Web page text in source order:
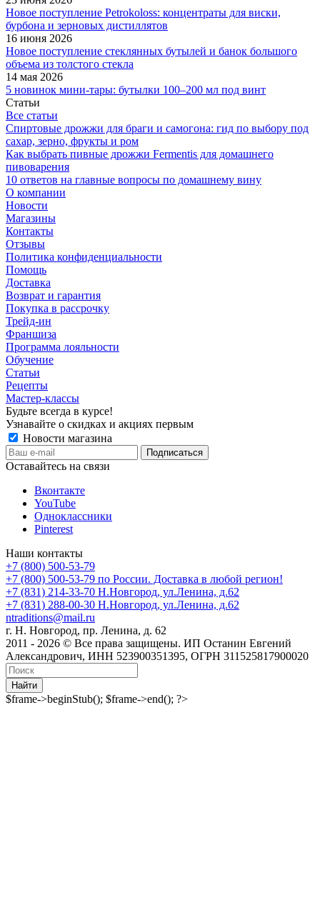
Новое поступление Petrokoloss: концентраты для виски,
бурбона и зерновых дистиллятов
16 июня 2026
Новое поступление стеклянных бутылей и банок большого
объема из толстого стекла
14 мая 2026
5 новинок мини-тары: бутылки 100–200 мл под винт
Статьи
Все статьи
Спиртовые дрожжи для браги и самогона: гид по выбору под
сахар, зерно, фрукты и ром
Как выбрать пивные дрожжи Fermentis для домашнего
пивоварения
10 ответов на главные вопросы по домашнему вину
О компании
Новости
Магазины
Контакты
Отзывы
Политика конфиденциальности
Помощь
Доставка
Возврат и гарантия
Покупка в рассрочку
Трейд-ин
Франшиза
Программа лояльности
Обучение
Статьи
Рецепты
Мастер-классы
Будьте всегда в курсе!
Узнавайте о скидках и акциях первым
Новости магазина
Оставайтесь на связи
Вконтакте
YouTube
Одноклассники
Pinterest
Наши контакты
+7 (800) 500-53-79
+7 (800) 500-53-79 по России. Доставка в любой регион!
+7 (831) 214-33-70 Н.Новгород, ул.Ленина, д.62
+7 (831) 288-00-30 Н.Новгород, ул.Ленина, д.62
ntraditions@mail.ru
г. Н. Новгород, пр. Ленина, д. 62
2011 - 2026 © Все права защищены. ИП Останин Евгений
Александрович, ИНН 523900351395, ОГРН 311525817900020
Найти
$frame->beginStub(); $frame->end(); ?>